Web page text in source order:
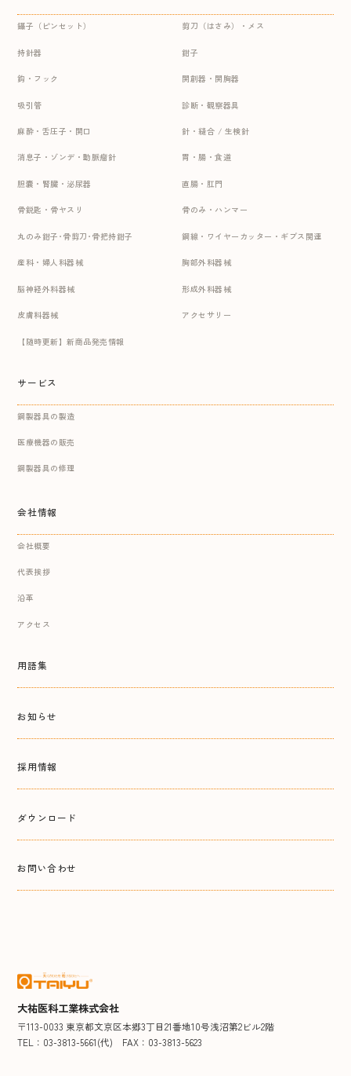
鑷子（ピンセット） 剪刀（はさみ）・メス
持針器 鉗子
鈎・フック 開創器・開胸器
吸引管 診断・観察器具
麻酔・舌圧子・開口 針・縫合 / 生検針
消息子・ゾンデ・動脈瘤針 胃・腸・食道
胆嚢・腎臓・泌尿器 直腸・肛門
骨鋭匙・骨ヤスリ 骨のみ・ハンマー
丸のみ鉗子･骨剪刀･骨把持鉗子 鋼線・ワイヤーカッター・ギプス関連
産科・婦人科器械 胸部外科器械
脳神経外科器械 形成外科器械
皮膚科器械 アクセサリー
【随時更新】新商品発売情報
サービス
鋼製器具の製造
医療機器の販売
鋼製器具の修理
会社情報
会社概要
代表挨拶
沿革
アクセス
用語集
お知らせ
採用情報
ダウンロード
お問い合わせ
大祐医科工業株式会社
〒113-0033 東京都文京区本郷3丁目21番地10号浅沼第2ビル2階
TEL：03-3813-5661(代)
FAX：03-3813-5623